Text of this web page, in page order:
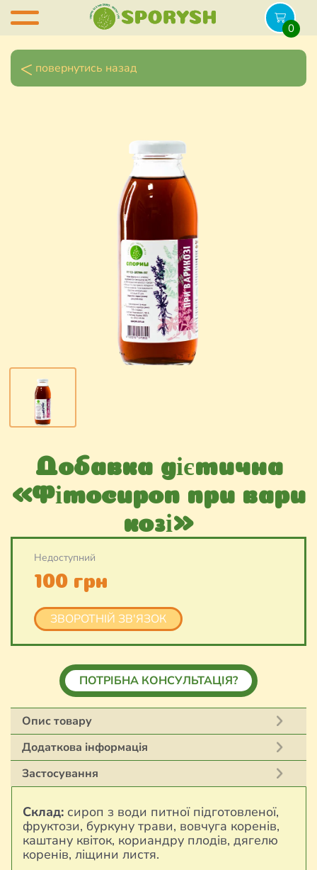
0
повернутись назад
Добавка дієтична
«Фітосироп при вари
козі»
Недоступний
100 грн
ЗВОРОТНІЙ ЗВ'ЯЗОК
ПОТРІБНА КОНСУЛЬТАЦІЯ?
Опис товару
Додаткова інформація
Застосування
Склад: сироп з води питної підготовленої,
фруктози, буркуну трави, вовчуга коренів,
каштану квіток, кориандру плодів, дягелю
коренів, ліщини листя.